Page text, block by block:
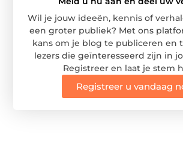
Wil je jouw ideeën, kennis of
een groter publiek? Met ons
kans om je blog te publiceren en
lezers die geïnteresseerd zijn in
Registreer en laat je stem
Registreer u vandaag